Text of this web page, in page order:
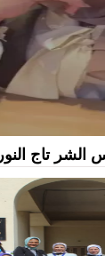
الشر تاج النور